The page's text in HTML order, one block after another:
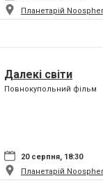
Планетарій
Далекі світи
Повнокупольний фільм
20 серпня, 18:30
Планетарій